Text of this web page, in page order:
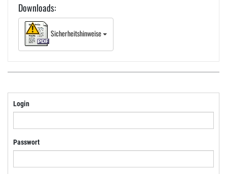
Downloads:
Sicherheitshinweise
Login
Passwort